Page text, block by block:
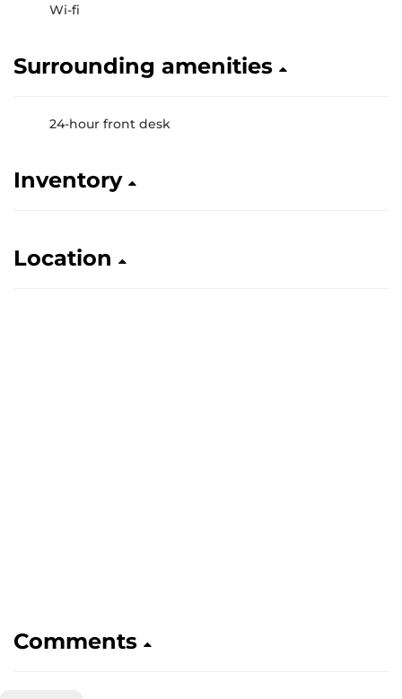
Wi-fi
Surrounding amenities
24-hour front desk
Inventory
Location
Comments